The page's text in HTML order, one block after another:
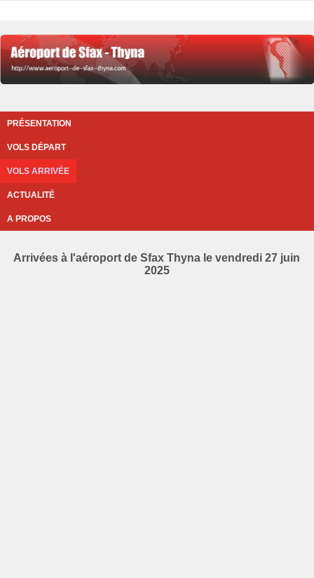
PRÉSENTATION
VOLS DÉPART
VOLS ARRIVÉE
ACTUALITÉ
A PROPOS
Arrivées à l'aéroport de Sfax Thyna le vendredi 27 juin
2025